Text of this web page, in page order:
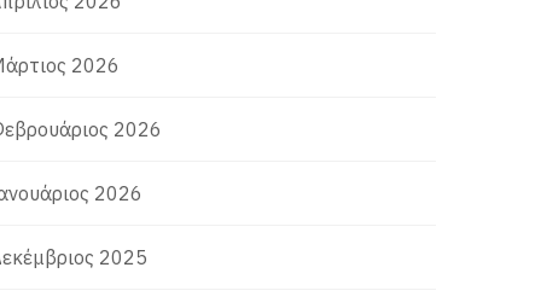
2026
2026
2026
2025